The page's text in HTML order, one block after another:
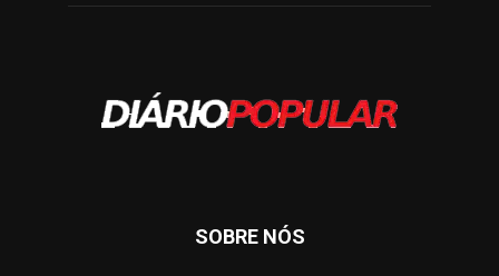
SOBRE NÓS